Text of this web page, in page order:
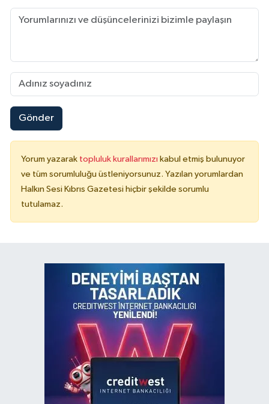
Gönder
Yorum yazarak topluluk kurallarımızı kabul etmiş bulunuyor
ve tüm sorumluluğu üstleniyorsunuz. Yazılan yorumlardan
Halkın Sesi Kıbrıs Gazetesi hiçbir şekilde sorumlu
tutulamaz.